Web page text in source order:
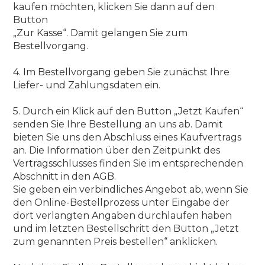
kaufen möchten, klicken Sie dann auf den
Button
„Zur Kasse“. Damit gelangen Sie zum
Bestellvorgang.
4. Im Bestellvorgang geben Sie zunächst Ihre
Liefer- und Zahlungsdaten ein.
5. Durch ein Klick auf den Button „Jetzt Kaufen“
senden Sie Ihre Bestellung an uns ab. Damit
bieten Sie uns den Abschluss eines Kaufvertrags
an. Die Information über den Zeitpunkt des
Vertragsschlusses finden Sie im entsprechenden
Abschnitt in den AGB.
Sie geben ein verbindliches Angebot ab, wenn Sie
den Online-Bestellprozess unter Eingabe der
dort verlangten Angaben durchlaufen haben
und im letzten Bestellschritt den Button „Jetzt
zum genannten Preis bestellen“ anklicken.